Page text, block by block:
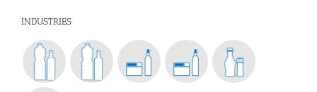
INDUSTRIES